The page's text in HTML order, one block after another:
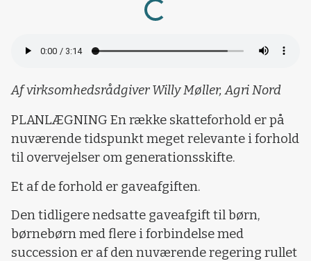
Loading...
Af virksomhedsrådgiver Willy Møller, Agri Nord
PLANLÆGNING En række skatteforhold er på
nuværende tidspunkt meget relevante i forhold
til overvejelser om generationsskifte.
Et af de forhold er gaveafgiften.
Den tidligere nedsatte gaveafgift til børn,
børnebørn med flere i forbindelse med
succession er af den nuværende regering rullet